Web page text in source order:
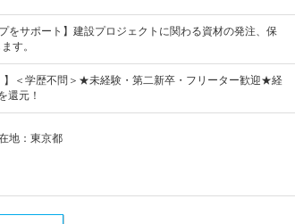
をサポート】建設プロジェクトに関わる資材の発注、保
す。
】＜学歴不問＞★未経験・第二新卒・フリーター歓迎★経
還元！
地：東京都